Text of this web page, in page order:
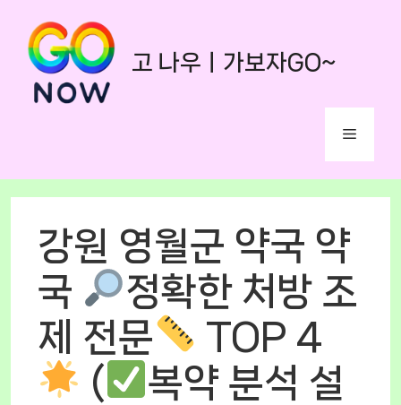
content
고 나우ㅣ가보자GO~
Menu
강원 영월군 약국 약
국
정확한 처방 조
제 전문
TOP 4
(
복약 분석 설